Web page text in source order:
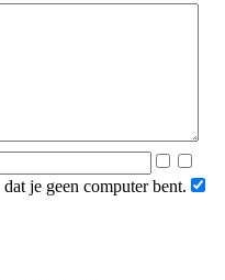
je geen computer bent.